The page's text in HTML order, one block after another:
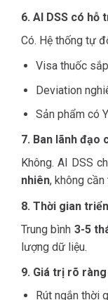
6. AI DSS có hỗ
Có. Hệ thống tự
Visa thuốc
Deviation
Sản phẩm có
7. Ban lãnh đạo
Không. AI DSS
nhiên, không
8. Thời gian
Trung bình 3-5
lượng dữ liệu.
9. Giá trị rõ
Rút ngắn thời